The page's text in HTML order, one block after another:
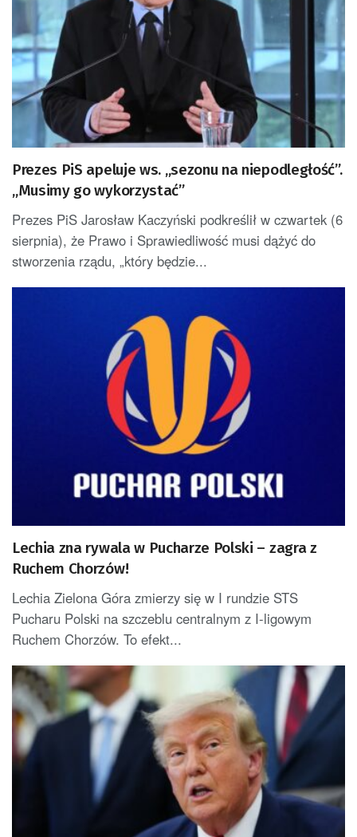
Prezes PiS apeluje ws. „sezonu na niepodległość”.
„Musimy go wykorzystać”
Prezes PiS Jarosław Kaczyński podkreślił w czwartek (6
sierpnia), że Prawo i Sprawiedliwość musi dążyć do
stworzenia rządu, „który będzie...
Lechia zna rywala w Pucharze Polski – zagra z
Ruchem Chorzów!
Lechia Zielona Góra zmierzy się w I rundzie STS
Pucharu Polski na szczeblu centralnym z I-ligowym
Ruchem Chorzów. To efekt...